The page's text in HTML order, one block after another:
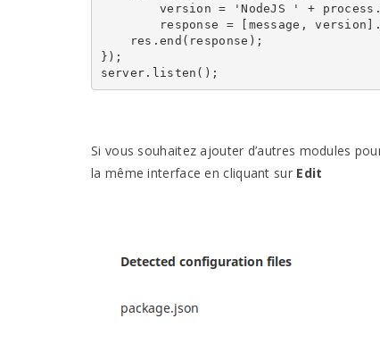
version = 'NodeJS ' +
response = [message,
    res.end(response);
});
server.listen();
Si vous souhaitez ajouter d’autres modules
la même interface en cliquant sur Edit